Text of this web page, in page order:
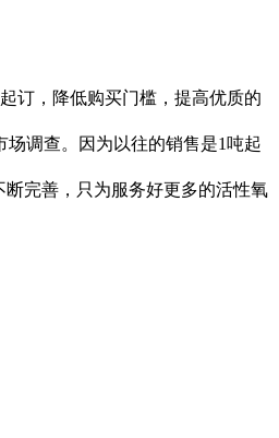
订，降低购买门槛，提高优质的
调查。因为以往的销售是1吨起
完善，只为服务好更多的活性氧